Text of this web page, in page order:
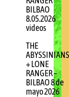
BILBAO
8.05.2026
videos
THE
ABYSSINIANS
+ LONE
RANGER –
BILBAO 8 de
mayo 2026